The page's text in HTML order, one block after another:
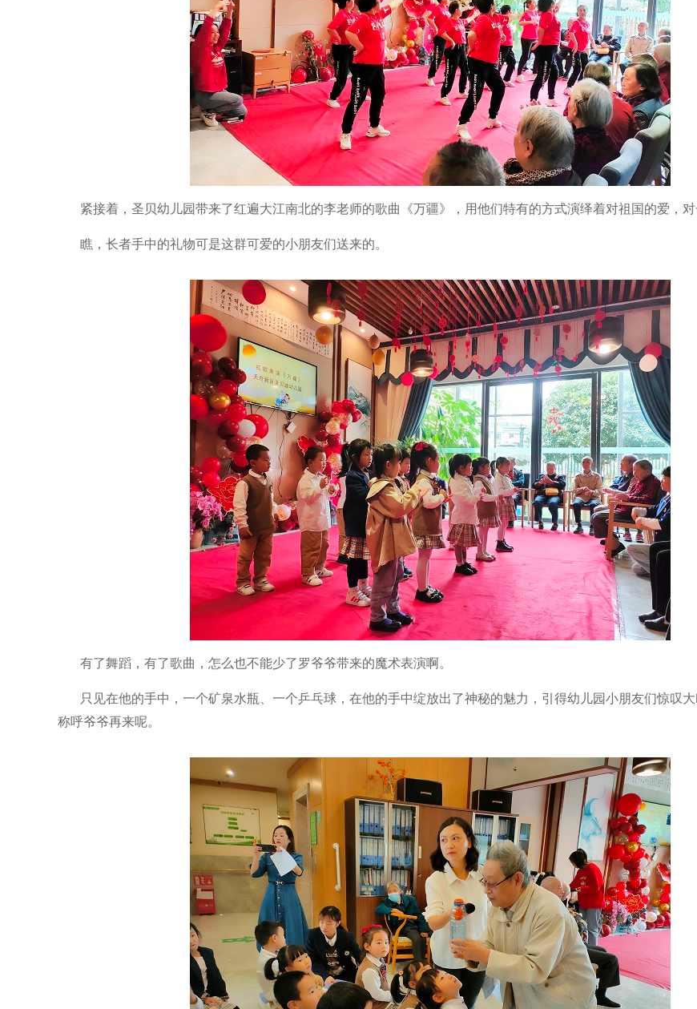
紧接着，圣贝幼儿园带来了红遍大江南北的李老师的歌曲《万疆》，用他们特有的方式演绎着对祖国的爱，对
瞧，长者手中的礼物可是这群可爱的小朋友们送来的。
有了舞蹈，有了歌曲，怎么也不能少了罗爷爷带来的魔术表演啊。
只见在他的手中，一个矿泉水瓶、一个乒乓球，在他的手中绽放出了神秘的魅力，引得幼儿园小朋友们惊叹
称呼爷爷再来呢。